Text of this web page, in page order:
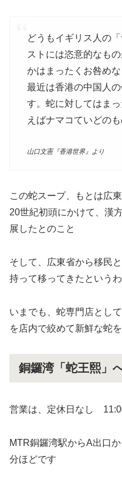
どうもイギリス人の
ストには恣意的なも
かはまったくお咎め
最近は香港の中国人
す。蛇に対してはま
えばナマコていどの
山口文憲『香港世界』より
この蛇スープ、もとは広
20世紀初頭にかけて、漢
展したとのこと
そして、広東省から移民
持って移ってきたという
いまでも、蛇専門店とし
を店内で絞めて新鮮な蛇
銅鑼湾「蛇王熙」
営業は、定休日なし
MTR銅鑼湾駅からA出口
分ほどです